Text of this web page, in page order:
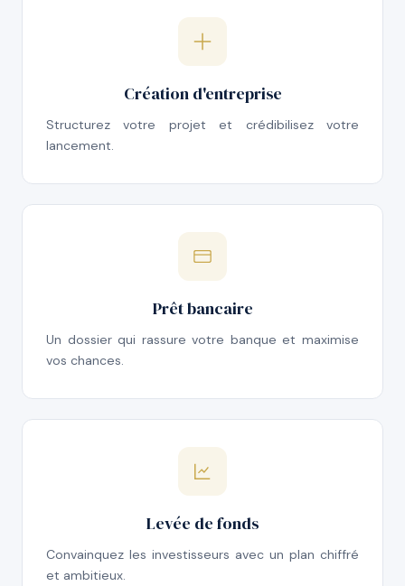
Création d'entreprise
Structurez votre projet et crédibilisez votre
lancement.
Prêt bancaire
Un dossier qui rassure votre banque et maximise
vos chances.
Levée de fonds
Convainquez les investisseurs avec un plan chiffré
et ambitieux.